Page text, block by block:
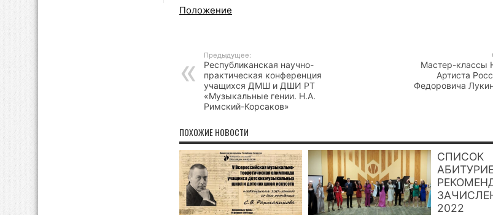
Положение
Предыдущее:
Республиканская научно-
практическая конференция
учащихся ДМШ и ДШИ РТ
«Музыкальные гении. Н.А.
Римский-Корсаков»
Мастер-классы
Артиста
Федоровича
ПОХОЖИЕ НОВОСТИ
СПИСОК
2022